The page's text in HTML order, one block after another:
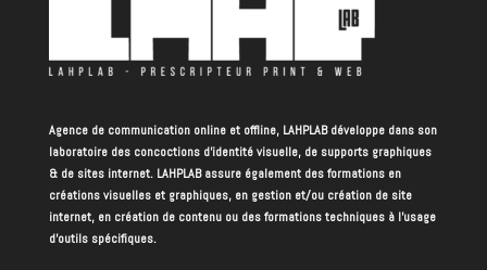
Agence de communication online et offline, LAHPLAB développe dans son
laboratoire des concoctions d’identité visuelle, de supports graphiques
& de sites internet. LAHPLAB assure également des formations en
créations visuelles et graphiques, en gestion et/ou création de site
internet, en création de contenu ou des formations techniques à l’usage
d’outils spécifiques.